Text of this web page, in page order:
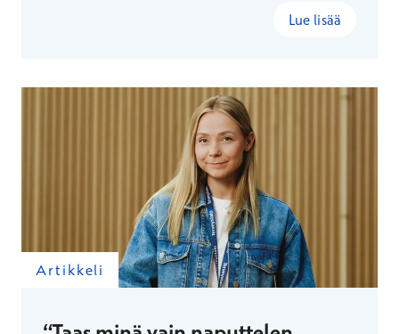
yksityisvastaanoton ja julkisten kumppanuuksien
Lue lisää
Artikkeli